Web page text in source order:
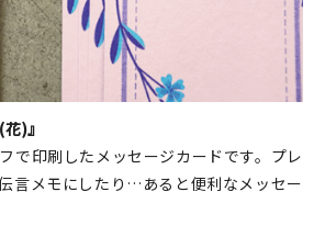
)』
で印刷したメッセージカードです。プレ
言メモにしたり…あると便利なメッセー